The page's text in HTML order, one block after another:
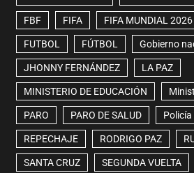
FBF FIFA FIFA MUNDIAL 2026
FUTBOL FÚTBOL Gobierno
JHONNY FERNÁNDEZ LA PAZ
MINISTERIO DE EDUCACIÓN
PARO PARO DE SALUD
REPECHAJE RODRIGO PAZ
SANTA CRUZ SEGUNDA VUELTA